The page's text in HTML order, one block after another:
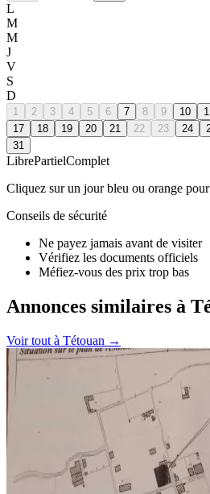
L
M
M
J
V
S
D
1 2 3 4 5 6 7 8 9 10
17
18 19 20 21 22 23 24
31
LibrePartielComplet
Cliquez sur un jour bleu ou orange
Conseils de sécurité
Ne payez jamais avant de visiter
Vérifiez les documents officiels
Méfiez-vous des prix trop bas
Annonces similaires à
Voir tout à Tétouan →